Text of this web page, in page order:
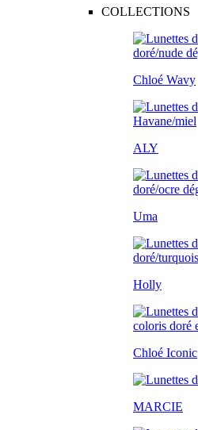
COLLECTIONS
Chloé Wavy
ALY
Uma
Holly
Chloé Iconic
MARCIE